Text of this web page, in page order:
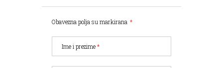
Obavezna polja su markirana *
Ime i prezime*